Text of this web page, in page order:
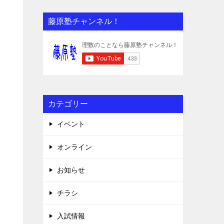
藤原塾チャンネル！
カテゴリー
イベント
オンライン
お知らせ
チラシ
入試情報